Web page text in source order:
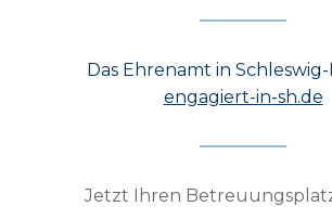
Das Ehrenamt in
engagiert-in-sh.de
Jetzt Ihren